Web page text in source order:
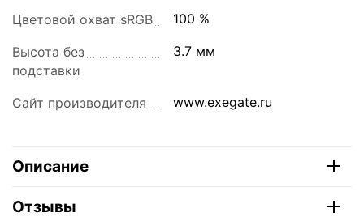
Цветовой охват sRGB 100 %
Высота без
подставки
3.7 мм
Сайт производителя www.exegate.ru
Описание
Отзывы